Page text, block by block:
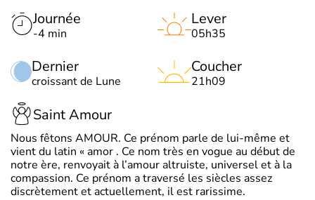
Journée
-4 min
Dernier
croissant de Lune
Lever
05h35
Coucher
21h09
Saint Amour
Nous fêtons AMOUR. Ce prénom parle de lui-même et
vient du latin « amor . Ce nom très en vogue au début de
notre ère, renvoyait à l’amour altruiste, universel et à la
compassion. Ce prénom a traversé les siècles assez
discrètement et actuellement, il est rarissime.